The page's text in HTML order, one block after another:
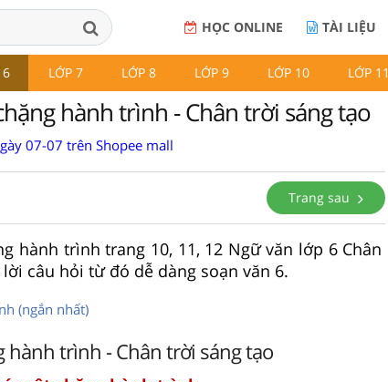
HỌC ONLINE TÀI LIỆU
6 LỚP 7 LỚP 8 LỚP 9 LỚP 10 LỚP 11
hành trình - Chân trời sáng tạo
07-07 trên Shopee mall
Trang sau
hành trình trang 10, 11, 12 Ngữ văn lớp 6 Chân
câu hỏi từ đó dễ dàng soạn văn 6.
(ngắn nhất)
hành trình - Chân trời sáng tạo